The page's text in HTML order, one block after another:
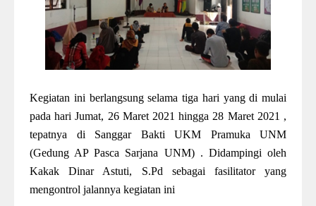
Kegiatan ini berlangsung selama tiga hari yang di mulai
pada hari Jumat, 26 Maret 2021 hingga 28 Maret 2021 ,
tepatnya di Sanggar Bakti UKM Pramuka UNM
(Gedung AP Pasca Sarjana UNM) . Didampingi oleh
Kakak Dinar Astuti, S.Pd sebagai fasilitator yang
mengontrol jalannya kegiatan ini